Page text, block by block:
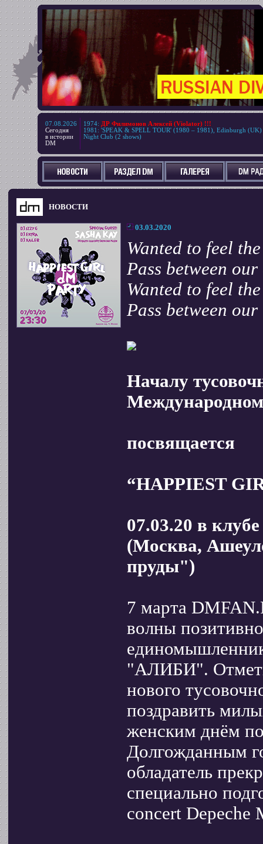
07.08.2026
Сегодня
в истории
DM
1974: ДР Филимонов Алексей (Violator) !!!
1981 : 'SPEAK & SPELL TOUR' (1980 – 1981), Edinburgh (UK)
Night Club (2 shows)
НОВОСТИ
03.03.2020
Wanted to feel
Pass between our
Wanted to feel
Pass between
Началу
посвящается
“НАРPIEST
07.03.20 в
(Москва,
пруды")
7 марта
волны
"АЛИБИ".
нового
поздравить
женским днём
Долгожданным
обладатель
специально
concert Depeche